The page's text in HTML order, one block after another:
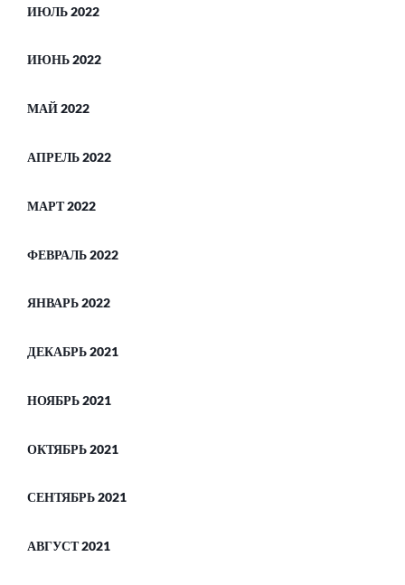
ИЮЛЬ 2022
ИЮНЬ 2022
МАЙ 2022
АПРЕЛЬ 2022
МАРТ 2022
ФЕВРАЛЬ 2022
ЯНВАРЬ 2022
ДЕКАБРЬ 2021
НОЯБРЬ 2021
ОКТЯБРЬ 2021
СЕНТЯБРЬ 2021
АВГУСТ 2021